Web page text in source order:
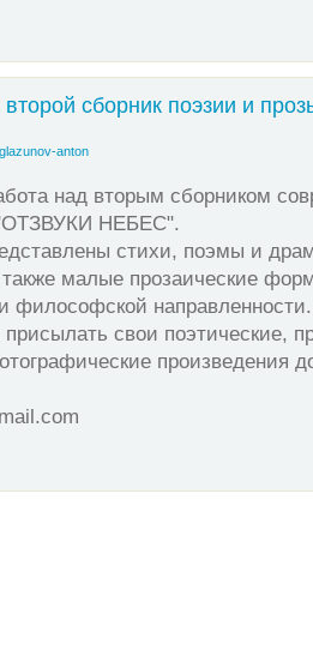
сборник поэзии и
glazunov-anton
над вторым сборником
НЕБЕС".
стихи, поэмы и
малые прозаические
философской направленности.
свои поэтические,
произведения